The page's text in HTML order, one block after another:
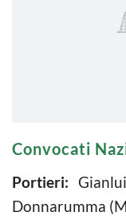
Convocati
Portieri:
Donnarumma